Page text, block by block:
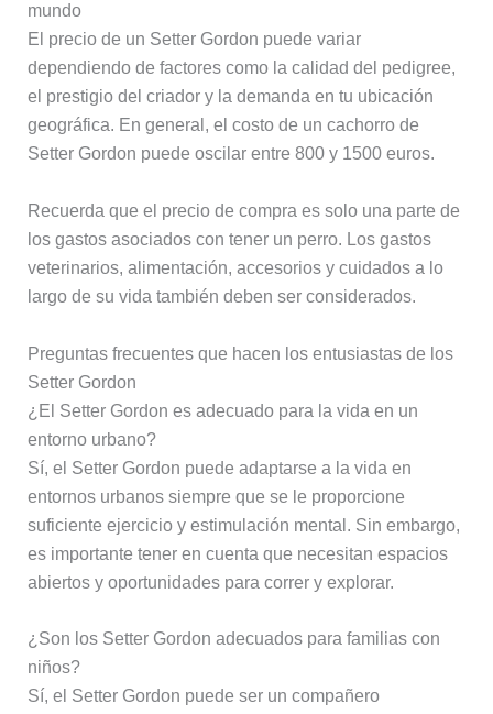
mundo
El precio de un Setter Gordon puede variar
dependiendo de factores como la calidad del pedigree,
el prestigio del criador y la demanda en tu ubicación
geográfica. En general, el costo de un cachorro de
Setter Gordon puede oscilar entre 800 y 1500 euros.
Recuerda que el precio de compra es solo una parte de
los gastos asociados con tener un perro. Los gastos
veterinarios, alimentación, accesorios y cuidados a lo
largo de su vida también deben ser considerados.
Preguntas frecuentes que hacen los entusiastas de los
Setter Gordon
¿El Setter Gordon es adecuado para la vida en un
entorno urbano?
Sí, el Setter Gordon puede adaptarse a la vida en
entornos urbanos siempre que se le proporcione
suficiente ejercicio y estimulación mental. Sin embargo,
es importante tener en cuenta que necesitan espacios
abiertos y oportunidades para correr y explorar.
¿Son los Setter Gordon adecuados para familias con
niños?
Sí, el Setter Gordon puede ser un compañero